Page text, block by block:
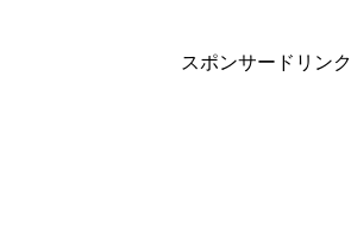
スポンサードリンク